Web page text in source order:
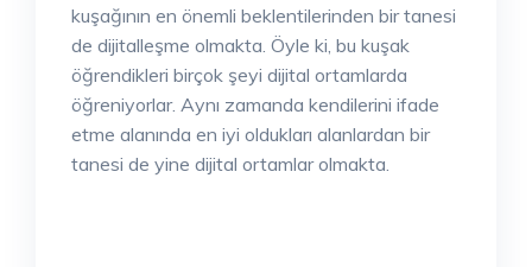
kuşağının en önemli beklentilerinden bir tanesi
de dijitalleşme olmakta. Öyle ki, bu kuşak
öğrendikleri birçok şeyi dijital ortamlarda
öğreniyorlar. Aynı zamanda kendilerini ifade
etme alanında en iyi oldukları alanlardan bir
tanesi de yine dijital ortamlar olmakta.